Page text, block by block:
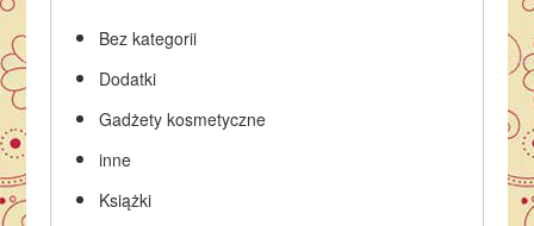
Bez kategorii
Dodatki
Gadżety kosmetyczne
inne
Książki